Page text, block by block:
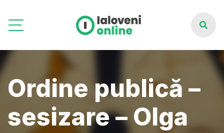
Ordine publică –
sesizare – Olga